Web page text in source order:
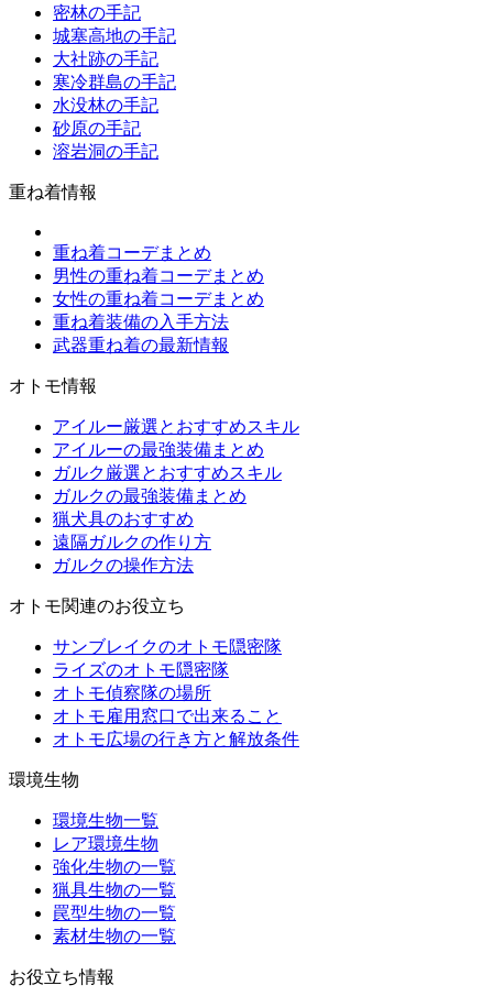
密林の手記
城塞高地の手記
大社跡の手記
寒冷群島の手記
水没林の手記
砂原の手記
溶岩洞の手記
重ね着情報
重ね着コーデまとめ
男性の重ね着コーデまとめ
女性の重ね着コーデまとめ
重ね着装備の入手方法
武器重ね着の最新情報
オトモ情報
アイルー厳選とおすすめスキル
アイルーの最強装備まとめ
ガルク厳選とおすすめスキル
ガルクの最強装備まとめ
猟犬具のおすすめ
遠隔ガルクの作り方
ガルクの操作方法
オトモ関連のお役立ち
サンブレイクのオトモ隠密隊
ライズのオトモ隠密隊
オトモ偵察隊の場所
オトモ雇用窓口で出来ること
オトモ広場の行き方と解放条件
環境生物
環境生物一覧
レア環境生物
強化生物の一覧
猟具生物の一覧
罠型生物の一覧
素材生物の一覧
お役立ち情報